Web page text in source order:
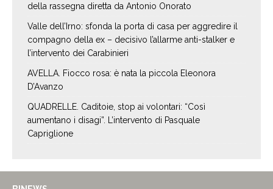
della rassegna diretta da Antonio Onorato
Valle dell’Irno: sfonda la porta di casa per aggredire il
compagno della ex – decisivo l’allarme anti-stalker e
l’intervento dei Carabinieri
AVELLA. Fiocco rosa: è nata la piccola Eleonora
D’Avanzo
QUADRELLE. Caditoie, stop ai volontari: “Così
aumentano i disagi”. L’intervento di Pasquale
Capriglione